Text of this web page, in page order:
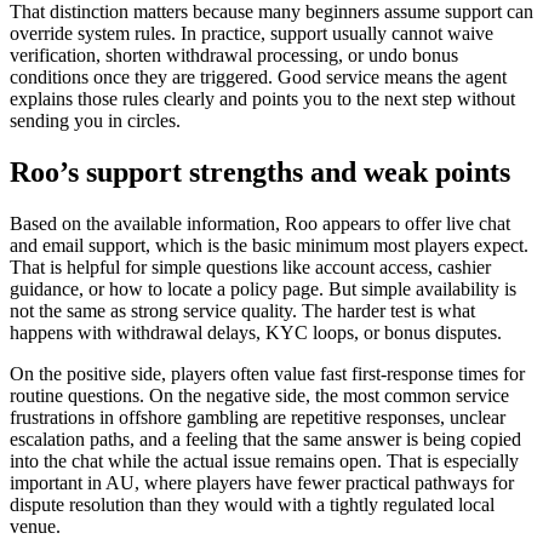
That distinction matters because many beginners assume support can
override system rules. In practice, support usually cannot waive
verification, shorten withdrawal processing, or undo bonus
conditions once they are triggered. Good service means the agent
explains those rules clearly and points you to the next step without
sending you in circles.
Roo’s support strengths and weak points
Based on the available information, Roo appears to offer live chat
and email support, which is the basic minimum most players expect.
That is helpful for simple questions like account access, cashier
guidance, or how to locate a policy page. But simple availability is
not the same as strong service quality. The harder test is what
happens with withdrawal delays, KYC loops, or bonus disputes.
On the positive side, players often value fast first-response times for
routine questions. On the negative side, the most common service
frustrations in offshore gambling are repetitive responses, unclear
escalation paths, and a feeling that the same answer is being copied
into the chat while the actual issue remains open. That is especially
important in AU, where players have fewer practical pathways for
dispute resolution than they would with a tightly regulated local
venue.